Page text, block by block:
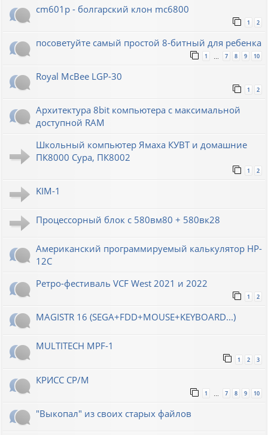
cm601p - болгарский клон mc6800
1 2
посоветуйте самый простой 8-битный для ребенка
1 … 7 8 9 10
Royal McBee LGP-30
1 2
Архитектура 8bit компьютера с максимальной
доступной RAM
Школьный компьютер Ямаха КУВТ и домашние
ПК8000 Сура, ПК8002
1 2
KIM-1
Процессорный блок с 580вм80 + 580вк28
Американский программируемый калькулятор HP-
12C
Ретро-фестиваль VCF West 2021 и 2022
1 2
MAGISTR 16 (SEGA+FDD+MOUSE+KEYBOARD...)
MULTITECH MPF-1
1 2 3
КРИСС CP/M
1 7 8 9 10
"Выкопал" из своих старых файлов